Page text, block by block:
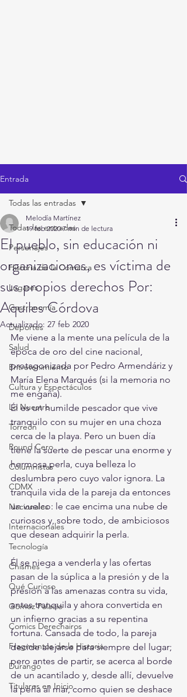
Entrada
Todas las entradas
Personajes
Historia de la Comarca
Lugares
Gastronomía
Deportes
Salud
Entretenimiento
Cultura y Espectáculos
Lo Nuestro
Torreón
Round Cero
Columnistas
CDMX
Nacionales
Internacionales
Tecnología
Chismes
Qué Curioso
Gómez Palacio
Comics Derechairos
Fragmentos de la Historia
Durango
Titulares en Inicio
Todas las entradas
El pueblo, sin educación ni
organizaciones, es víctima de
sus propios derechos Por:
Aquiles Córdova
Melodía Martínez
19 feb 2020 7 min de lectura
Actualizado: 27 feb 2020
Me viene a la mente una película de la
época de oro del cine nacional,
protagonizada por Pedro Armendáriz y
María Elena Marqués (si la memoria no
me engaña).
Él es un humilde pescador que vive
tranquilo con su mujer en una choza
cerca de la playa. Pero un buen día
tiene la suerte de pescar una enorme y
hermosa perla, cuya belleza lo
deslumbra pero cuyo valor ignora. La
tranquila vida de la pareja da entonces
un vuelco: le cae encima una nube de
curiosos y, sobre todo, de ambiciosos
que desean adquirir la perla.
Él se niega a venderla y las ofertas
pasan de la súplica a la presión y de la
presión a las amenazas contra su vida,
antes tranquila y ahora convertida en
un infierno gracias a su repentina
fortuna. Cansada de todo, la pareja
decide alejarse para siempre del lugar;
pero antes de partir, se acerca al borde
de un acantilado y, desde allí, devuelve
la perla al mar, como quien se deshace